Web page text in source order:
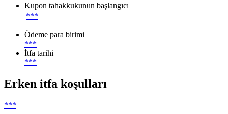
Kupon tahakkukunun başlangıcı
***
Ödeme para birimi
***
İtfa tarihi
***
Erken itfa koşulları
***